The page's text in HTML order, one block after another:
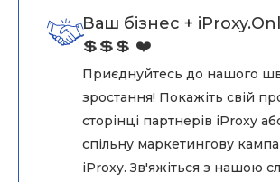
Ваш бізнес +
💲💲💲 ❤️
Приєднуйтесь до нашого
зростання! Покажіть свій
сторінці партнерів iProxy
спільну маркетингову
iProxy. Зв'яжіться з нашою